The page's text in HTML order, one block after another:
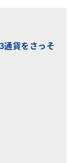
通貨をさっそ